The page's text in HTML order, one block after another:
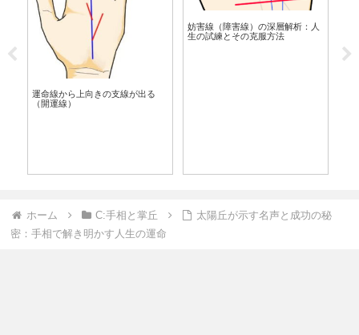
運命線から上向きの支線が出る
（開運線）
妨害線（障害線）の深層解析：人
生の試練とその克服方法
ホーム C:手相と掌丘
太陽丘が示す名声と成功の秘
密：手相で解き明かす人生の運命